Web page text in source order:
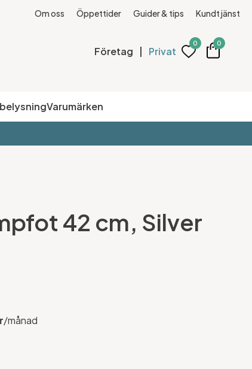
Om oss Öppettider Guider & tips Kundtjänst
Företag | Privat
0 0
Varumärken
42 cm, Silver
/månad